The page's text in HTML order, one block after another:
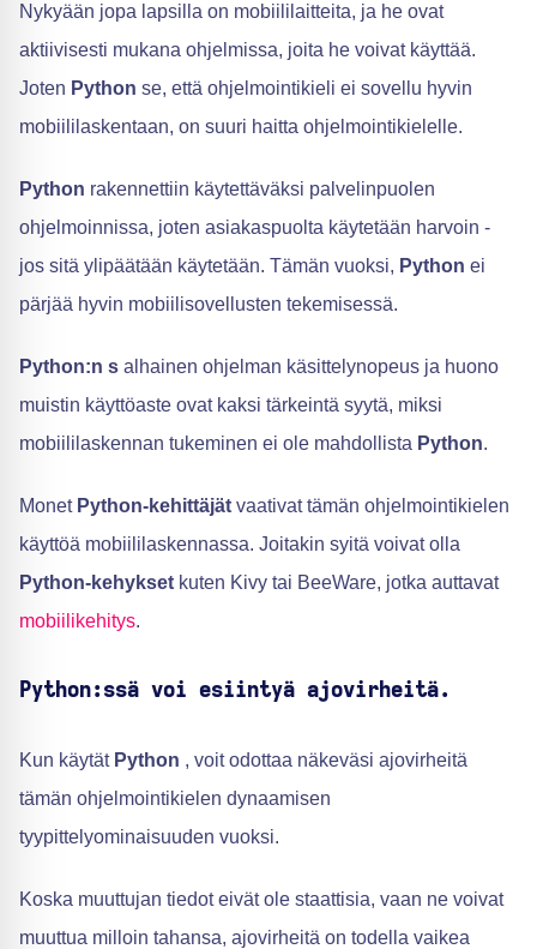
Nykyään jopa lapsilla on mobiililaitteita, ja he ovat
aktiivisesti mukana ohjelmissa, joita he voivat käyttää.
Joten Python se, että ohjelmointikieli ei sovellu hyvin
mobiililaskentaan, on suuri haitta ohjelmointikielelle.
Python rakennettiin käytettäväksi palvelinpuolen
ohjelmoinnissa, joten asiakaspuolta käytetään harvoin -
jos sitä ylipäätään käytetään. Tämän vuoksi, Python ei
pärjää hyvin mobiilisovellusten tekemisessä.
Python:n s alhainen ohjelman käsittelynopeus ja huono
muistin käyttöaste ovat kaksi tärkeintä syytä, miksi
mobiililaskennan tukeminen ei ole mahdollista Python.
Monet Python-kehittäjät vaativat tämän ohjelmointikielen
käyttöä mobiililaskennassa. Joitakin syitä voivat olla
Python-kehykset kuten Kivy tai BeeWare, jotka auttavat
mobiilikehitys.
Python:ssä voi esiintyä ajovirheitä.
Kun käytät Python , voit odottaa näkeväsi ajovirheitä
tämän ohjelmointikielen dynaamisen
tyypittelyominaisuuden vuoksi.
Koska muuttujan tiedot eivät ole staattisia, vaan ne voivat
muuttua milloin tahansa, ajovirheitä on todella vaikea